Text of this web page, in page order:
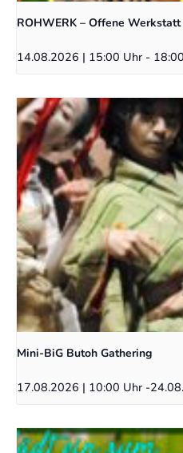
ROHWERK – Offene
14.08.2026 | 15:00 Uhr -
Mini-BiG Butoh Gathering
17.08.2026 | 10:00 Uhr -